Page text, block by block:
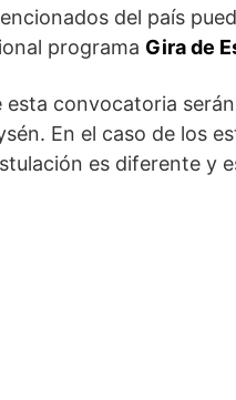
del país
programa Gira de
esta convocatoria
En el caso de los
es diferente y